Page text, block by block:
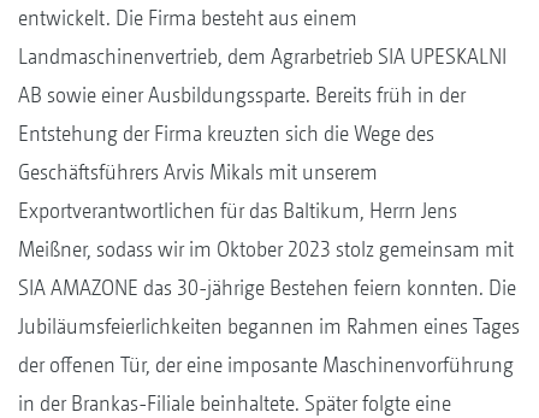
entwickelt. Die Firma besteht aus einem
Landmaschinenvertrieb, dem Agrarbetrieb SIA UPESKALNI
AB sowie einer Ausbildungssparte. Bereits früh in der
Entstehung der Firma kreuzten sich die Wege des
Geschäftsführers Arvis Mikals mit unserem
Exportverantwortlichen für das Baltikum, Herrn Jens
Meißner, sodass wir im Oktober 2023 stolz gemeinsam mit
SIA AMAZONE das 30-jährige Bestehen feiern konnten. Die
Jubiläumsfeierlichkeiten begannen im Rahmen eines Tages
der offenen Tür, der eine imposante Maschinenvorführung
in der Brankas-Filiale beinhaltete. Später folgte eine